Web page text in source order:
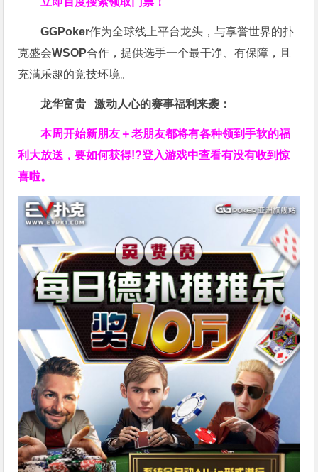
GGPoker作为全球线上平台龙头，与享誉世界的扑
克盛会WSOP合作，提供选手一个最干净、有保障，且
充满乐趣的竞技环境。
龙华富贵 激动人心的赛事福利来袭：
本周开始新朋友＋老朋友都将有各种领到手软的福
利大放送，要如何获得!?登入游戏中查看有没有收到惊
喜啦。